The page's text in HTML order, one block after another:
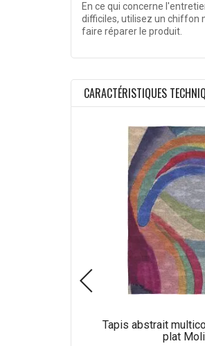
En ce qui concerne
difficiles, utilisez un chiffon
faire réparer le produit.
CARACTÉRISTIQUES
Tapis abstrait
plat